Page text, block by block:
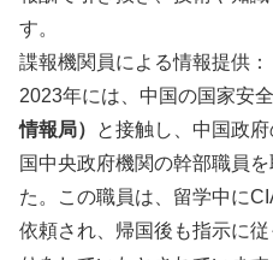
す。
諜報機関員による情報提供：
2023年には、中国の国家安
情報局）
と接触し、中国政
国中央政府機関の幹部職員
た。この職員は、留学中に
依頼され、帰国後も指示に